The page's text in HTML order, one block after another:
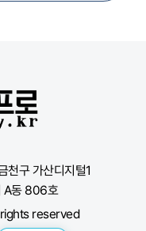
천구 가산디지털1
A동 806호
reserved